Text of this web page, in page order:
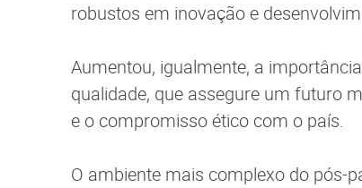
robustos em inovação e
Aumentou, igualmente, a
qualidade, que assegure um futuro
e o compromisso ético com o país.
O ambiente mais complexo do pós-